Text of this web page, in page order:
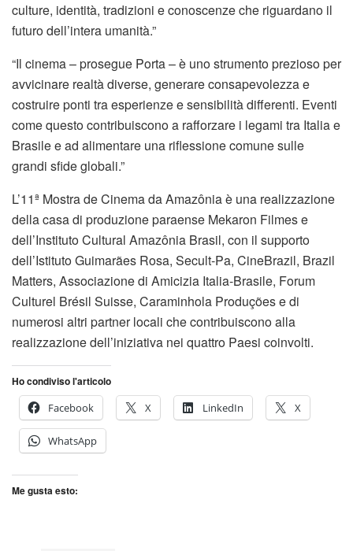
culture, identità, tradizioni e conoscenze che riguardano il
futuro dell’intera umanità.”
“Il cinema – prosegue Porta – è uno strumento prezioso per
avvicinare realtà diverse, generare consapevolezza e
costruire ponti tra esperienze e sensibilità differenti. Eventi
come questo contribuiscono a rafforzare i legami tra Italia e
Brasile e ad alimentare una riflessione comune sulle
grandi sfide globali.”
L’11ª Mostra de Cinema da Amazônia è una realizzazione
della casa di produzione paraense Mekaron Filmes e
dell’Instituto Cultural Amazônia Brasil, con il supporto
dell’Istituto Guimarães Rosa, Secult-Pa, CineBrazil, Brazil
Matters, Associazione di Amicizia Italia-Brasile, Forum
Culturel Brésil Suisse, Caraminhola Produções e di
numerosi altri partner locali che contribuiscono alla
realizzazione dell’iniziativa nei quattro Paesi coinvolti.
Ho condiviso l'articolo
Facebook
X LinkedIn X
WhatsApp
Me gusta esto: